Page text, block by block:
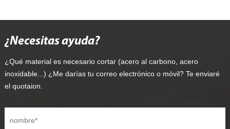
¿Necesitas ayuda?
¿Qué material es necesario cortar (acero al carbono, acero
inoxidable...) ¿Me darías tu correo electrónico o móvil? Te enviaré
el quotaion.